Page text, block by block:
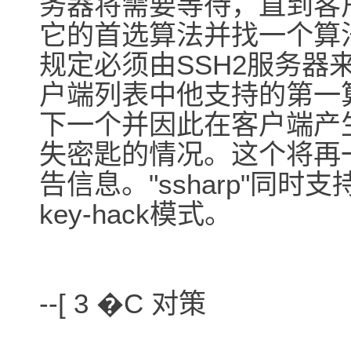
它的首选算法并找一个
规定必须由SSH2服务器
户端列表中他支持的第
下一个并因此在客户端产
失密匙的情况。这个将
告信息。"ssharp"同时支
key-hack模式。
--[ 3 �C 对策